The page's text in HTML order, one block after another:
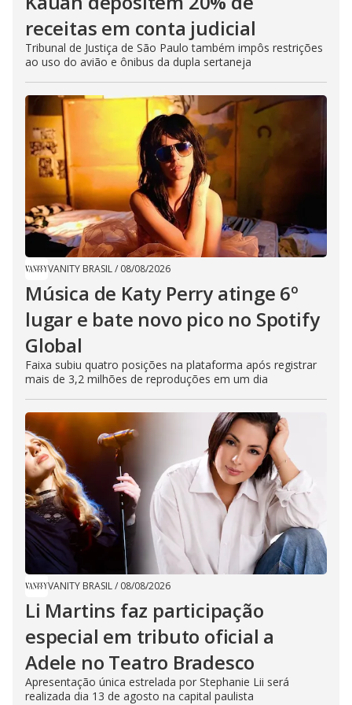
receitas em conta judicial
Tribunal de Justiça de São Paulo também impôs restrições
ao uso do avião e ônibus da dupla sertaneja
VANITY BRASIL/ 08/08/2026
Música de Katy Perry atinge 6º
lugar e bate novo pico no Spotify
Global
Faixa subiu quatro posições na plataforma após registrar
mais de 3,2 milhões de reproduções em um dia
VANITY BRASIL/ 08/08/2026
Li Martins faz participação
especial em tributo oficial a
Adele no Teatro Bradesco
Apresentação única estrelada por Stephanie Lii será
realizada dia 13 de agosto na capital paulista